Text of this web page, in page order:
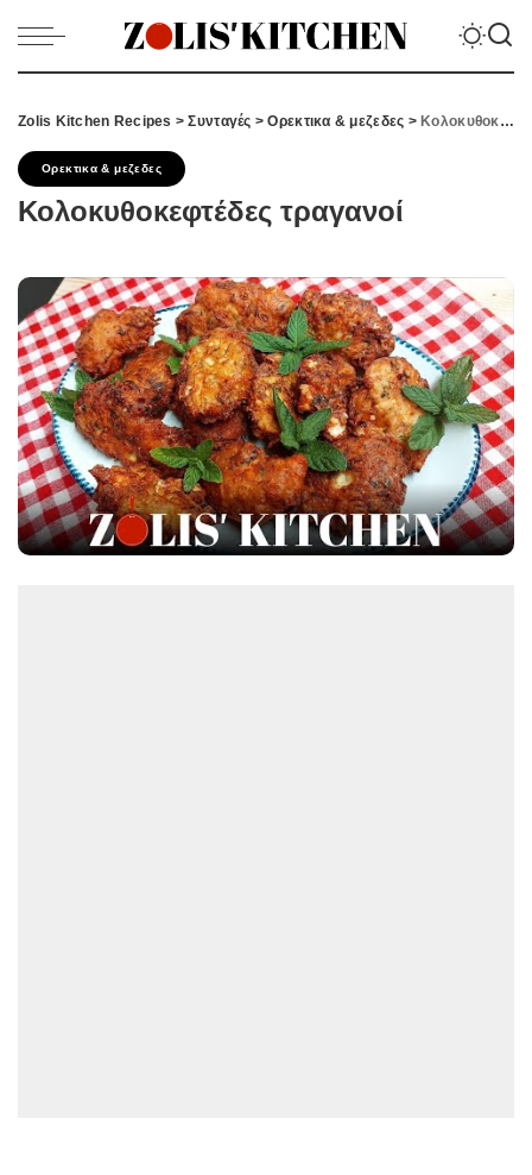
Zolis Kitchen Recipes >Συνταγές >Ορεκτικα & μεζεδες > Κολοκυθοκεφτέδες τραγανοί
Ορεκτικα & μεζεδες
Κολοκυθοκεφτέδες τραγανοί